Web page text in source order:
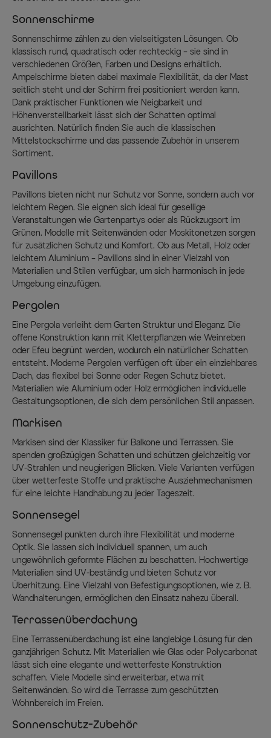
Sonnenschirme
Sonnenschirme zählen zu den vielseitigsten Lösungen. Ob
klassisch rund, quadratisch oder rechteckig – sie sind in
verschiedenen Größen, Farben und Designs erhältlich.
Ampelschirme bieten dabei maximale Flexibilität, da der Mast
seitlich steht und der Schirm frei positioniert werden kann.
Dank praktischer Funktionen wie Neigbarkeit und
Höhenverstellbarkeit lässt sich der Schatten optimal
ausrichten. Natürlich finden Sie auch die klassischen
Mittelstockschirme und das passende Zubehör in unserem
Sortiment.
Pavillons
Pavillons bieten nicht nur Schutz vor Sonne, sondern auch vor
leichtem Regen. Sie eignen sich ideal für gesellige
Veranstaltungen wie Gartenpartys oder als Rückzugsort im
Grünen. Modelle mit Seitenwänden oder Moskitonetzen sorgen
für zusätzlichen Schutz und Komfort. Ob aus Metall, Holz oder
leichtem Aluminium – Pavillons sind in einer Vielzahl von
Materialien und Stilen verfügbar, um sich harmonisch in jede
Umgebung einzufügen.
Pergolen
Eine Pergola verleiht dem Garten Struktur und Eleganz. Die
offene Konstruktion kann mit Kletterpflanzen wie Weinreben
oder Efeu begrünt werden, wodurch ein natürlicher Schatten
entsteht. Moderne Pergolen verfügen oft über ein einziehbares
Dach, das flexibel bei Sonne oder Regen Schutz bietet.
Materialien wie Aluminium oder Holz ermöglichen individuelle
Gestaltungsoptionen, die sich dem persönlichen Stil anpassen.
Markisen
Markisen sind der Klassiker für Balkone und Terrassen. Sie
spenden großzügigen Schatten und schützen gleichzeitig vor
UV-Strahlen und neugierigen Blicken. Viele Varianten verfügen
über wetterfeste Stoffe und praktische Ausziehmechanismen
für eine leichte Handhabung zu jeder Tageszeit.
Sonnensegel
Sonnensegel punkten durch ihre Flexibilität und moderne
Optik. Sie lassen sich individuell spannen, um auch
ungewöhnlich geformte Flächen zu beschatten. Hochwertige
Materialien sind UV-beständig und bieten Schutz vor
Überhitzung. Eine Vielzahl von Befestigungsoptionen, wie z. B.
Wandhalterungen, ermöglichen den Einsatz nahezu überall.
Terrassenüberdachung
Eine Terrassenüberdachung ist eine langlebige Lösung für den
ganzjährigen Schutz. Mit Materialien wie Glas oder Polycarbonat
lässt sich eine elegante und wetterfeste Konstruktion
schaffen. Viele Modelle sind erweiterbar, etwa mit
Seitenwänden. So wird die Terrasse zum geschützten
Wohnbereich im Freien.
Sonnenschutz-Zubehör